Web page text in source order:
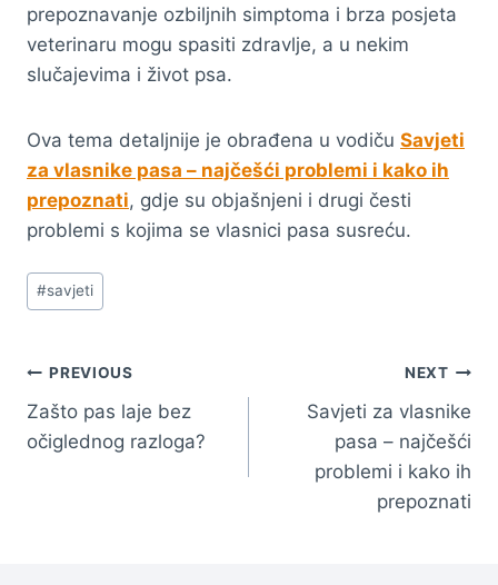
prepoznavanje ozbiljnih simptoma i brza posjeta
veterinaru mogu spasiti zdravlje, a u nekim
slučajevima i život psa.
Ova tema detaljnije je obrađena u vodiču Savjeti
za vlasnike pasa – najčešći problemi i kako ih
prepoznati, gdje su objašnjeni i drugi česti
problemi s kojima se vlasnici pasa susreću.
Post
Tags:
#savjeti
Navigacija
članaka
PREVIOUS
Zašto pas laje bez
očiglednog razloga?
NEXT
Savjeti za vlasnike
pasa – najčešći
problemi i kako ih
prepoznati